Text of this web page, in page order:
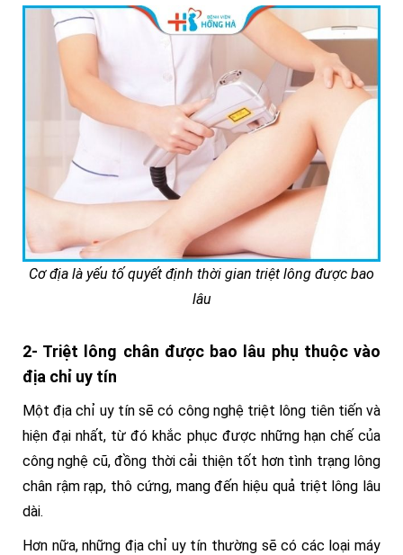
Cơ địa là yếu tố quyết định thời gian triệt lông được bao
lâu
2- Triệt lông chân được bao lâu phụ thuộc vào
địa chỉ uy tín
Một địa chỉ uy tín sẽ có công nghệ triệt lông tiên tiến và
hiện đại nhất, từ đó khắc phục được những hạn chế của
công nghệ cũ, đồng thời cải thiện tốt hơn tình trạng lông
chân rậm rạp, thô cứng, mang đến hiệu quả triệt lông lâu
dài.
Hơn nữa, những địa chỉ uy tín thường sẽ có các loại máy